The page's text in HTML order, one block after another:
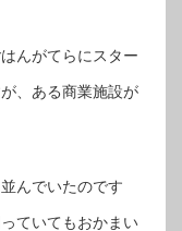
んがてらにスター
、ある商業施設が
んでいたのです
ていてもおかまい